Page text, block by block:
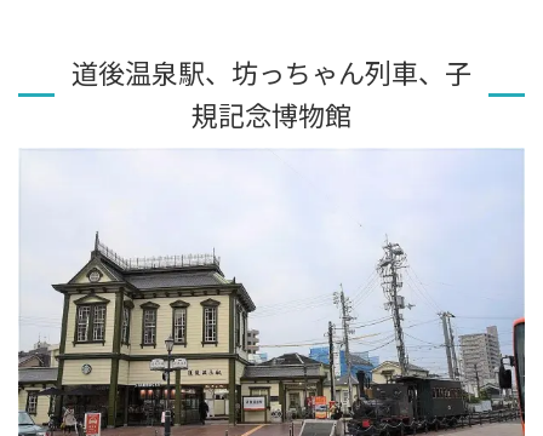
道後温泉駅、坊っちゃん列車、子
規記念博物館